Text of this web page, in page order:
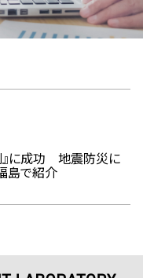
』に成功 地震防災に
島で紹介